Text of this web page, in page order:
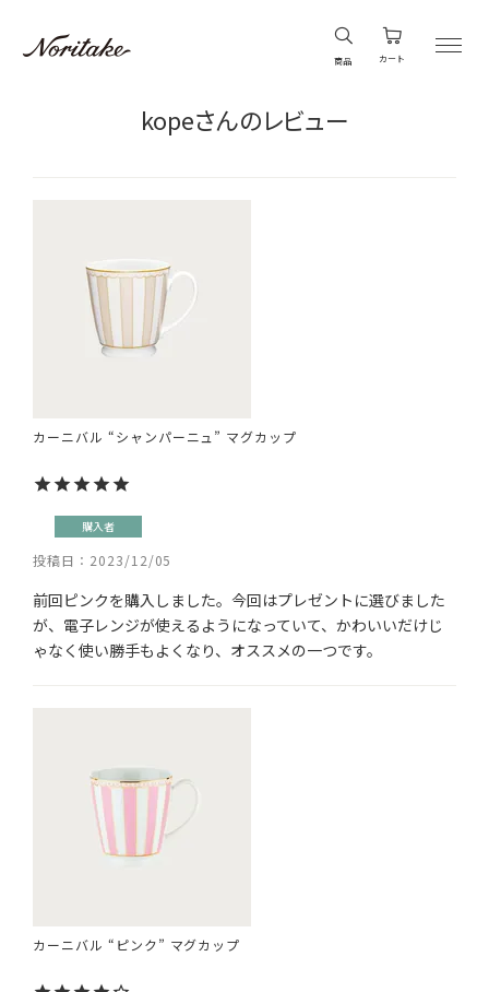
商品 カート
kopeさんのレビュー
カーニバル “シャンパーニュ” マグカップ
購入者
投稿日 2023/12/05
前回ピンクを購入しました。今回はプレゼントに選びました
が、電子レンジが使えるようになっていて、かわいいだけじ
ゃなく使い勝手もよくなり、オススメの一つです。
カーニバル “ピンク” マグカップ